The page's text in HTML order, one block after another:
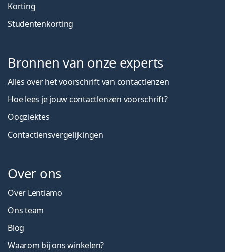
Korting
Studentenkorting
Bronnen van onze experts
Alles over het voorschrift van contactlenzen
Hoe lees je jouw contactlenzen voorschrift?
Oogziektes
Contactlensvergelijkingen
Over ons
Over Lentiamo
Ons team
Blog
Waarom bij ons winkelen?